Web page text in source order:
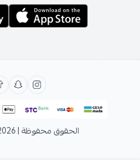
الحقوق محفوظة | 2026